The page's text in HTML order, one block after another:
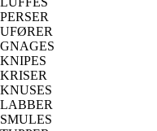
PERSER
UFØRER
GNAGES
KNIPES
KRISER
KNUSES
LABBER
SMULES